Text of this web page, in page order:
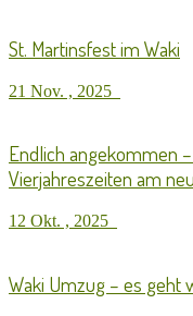
St. Martinsfest im Waki
21 Nov. , 2025
Endlich angekommen
Vierjahreszeiten am
12 Okt. , 2025
Waki Umzug – es geht